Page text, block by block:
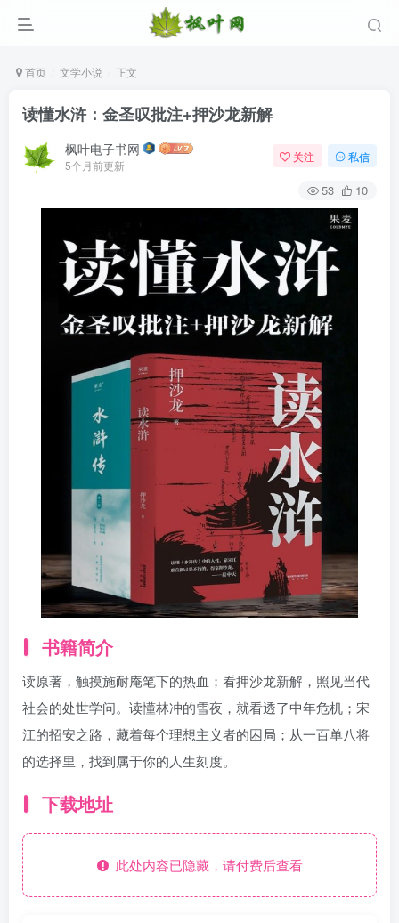
首页 文学小说 正文
读懂水浒：金圣叹批注+押沙龙新解
枫叶电子书网
5个月前更新
关注 私信
53 10
书籍简介
读原著，触摸施耐庵笔下的热血；看押沙龙新解，照见当代
社会的处世学问。读懂林冲的雪夜，就看透了中年危机；宋
江的招安之路，藏着每个理想主义者的困局；从一百单八将
的选择里，找到属于你的人生刻度。
下载地址
此处内容已隐藏，请付费后查看